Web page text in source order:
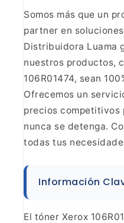
Somos más que un
partner en
Distribuidora Luama
nuestros productos,
106R01474, sean
Ofrecemos un
precios competitivos
nunca se detenga.
todas tus
Información
El tóner Xerox